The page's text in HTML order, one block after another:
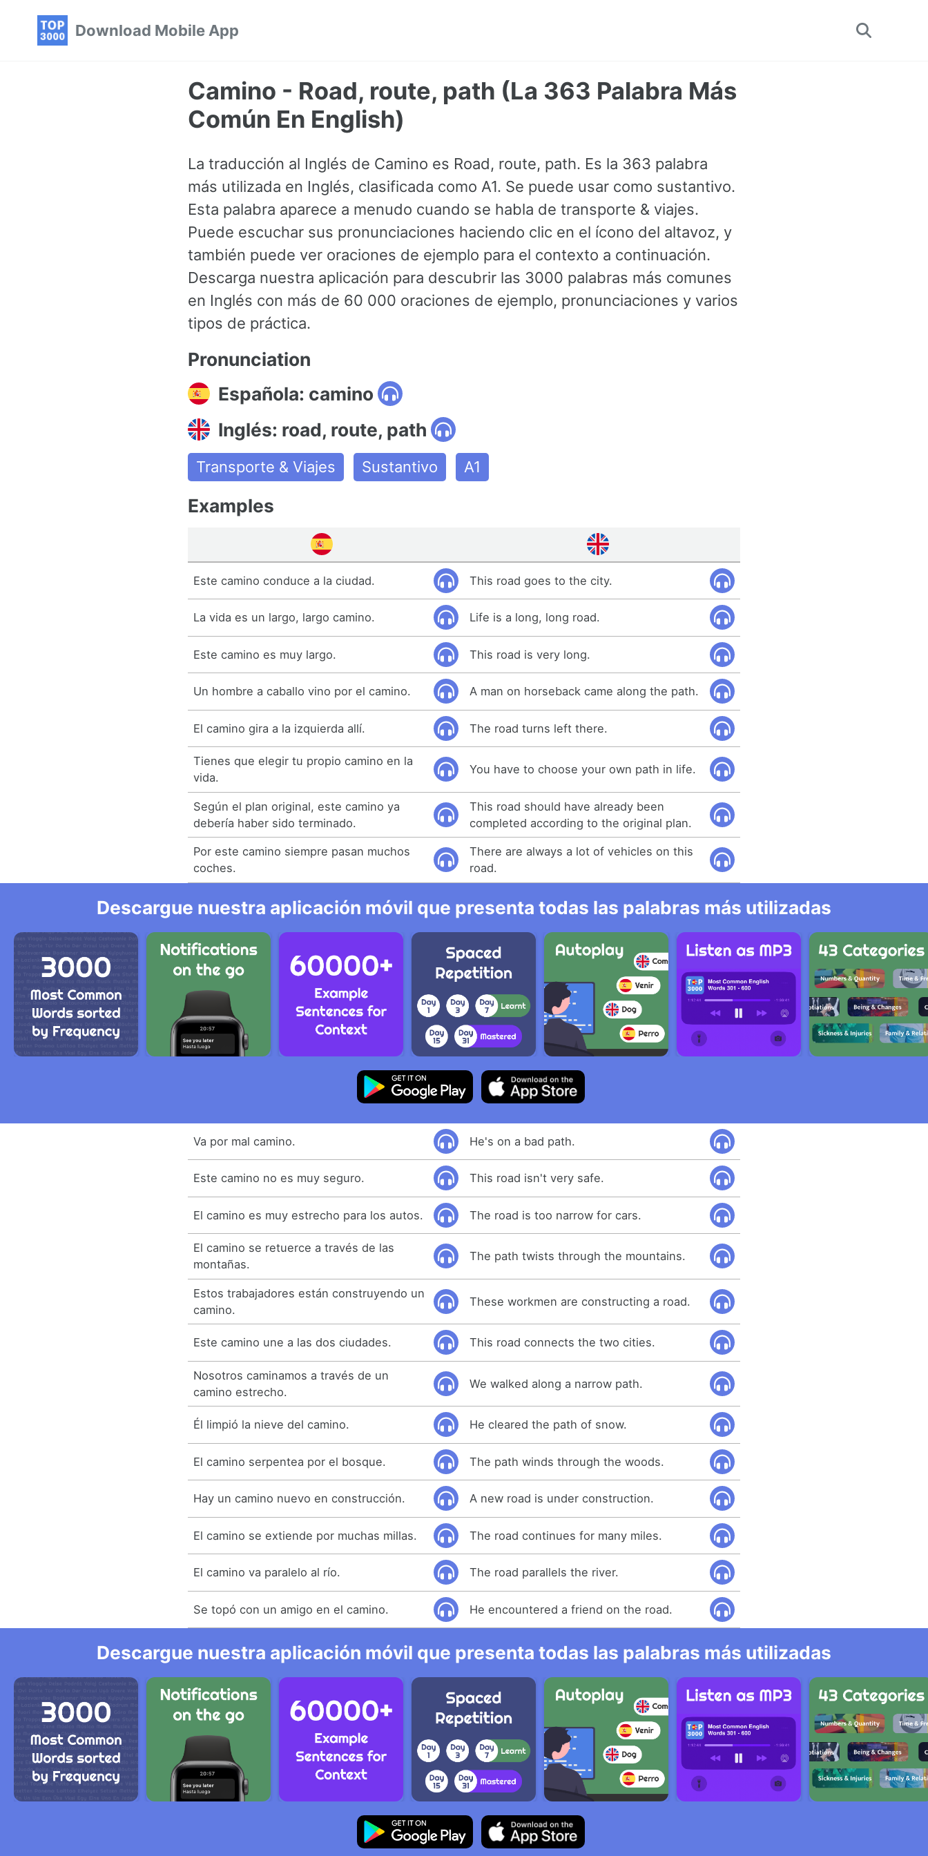
Download Mobile App
Toggle
Camino - Road, route, path (La 363 Palabra Más
Común En English)
La traducción al Inglés de Camino es Road, route, path. Es la 363 palabra
más utilizada en Inglés, clasificada como A1. Se puede usar como sustantivo.
Esta palabra aparece a menudo cuando se habla de transporte & viajes.
Puede escuchar sus pronunciaciones haciendo clic en el ícono del altavoz, y
también puede ver oraciones de ejemplo para el contexto a continuación.
Descarga nuestra aplicación para descubrir las 3000 palabras más comunes
en Inglés con más de 60 000 oraciones de ejemplo, pronunciaciones y varios
tipos de práctica.
Pronunciation
Española: camino
Inglés: road, route, path
Transporte & Viajes Sustantivo A1
Examples
Este camino conduce a la ciudad. This road goes to the city.
La vida es un largo, largo camino. Life is a long, long road.
Este camino es muy largo. This road is very long.
Un hombre a caballo vino por el camino. A man on horseback came along the path.
El camino gira a la izquierda allí. The road turns left there.
Tienes que elegir tu propio camino en la
vida.
You have to choose your own path in life.
Según el plan original, este camino ya
debería haber sido terminado.
This road should have already been
completed according to the original plan.
Por este camino siempre pasan muchos
coches.
There are always a lot of vehicles on this
road.
Descargue nuestra aplicación móvil que presenta todas las palabras más utilizadas
Va por mal camino. He's on a bad path.
Este camino no es muy seguro. This road isn't very safe.
El camino es muy estrecho para los autos. The road is too narrow for cars.
El camino se retuerce a través de las
montañas.
The path twists through the mountains.
Estos trabajadores están construyendo un
camino.
These workmen are constructing a road.
Este camino une a las dos ciudades. This road connects the two cities.
Nosotros caminamos a través de un
camino estrecho.
We walked along a narrow path.
Él limpió la nieve del camino. He cleared the path of snow.
El camino serpentea por el bosque. The path winds through the woods.
Hay un camino nuevo en construcción. A new road is under construction.
El camino se extiende por muchas millas. The road continues for many miles.
El camino va paralelo al río. The road parallels the river.
Se topó con un amigo en el camino. He encountered a friend on the road.
Descargue nuestra aplicación móvil que presenta todas las palabras más utilizadas